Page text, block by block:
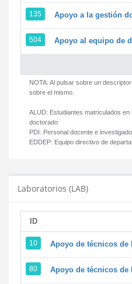
135 Apoyo a la gestión
504 Apoyo al equipo de
NOTA: Al pulsar sobre un
sobre el mismo.
ALUD: Estudiantes matriculados
doctorado
PDI: Personal docente e
EDDEP: Equipo directivo de
Laboratorios (LAB)
ID
10 Apoyo de técnicos de
80 Apoyo de técnicos de